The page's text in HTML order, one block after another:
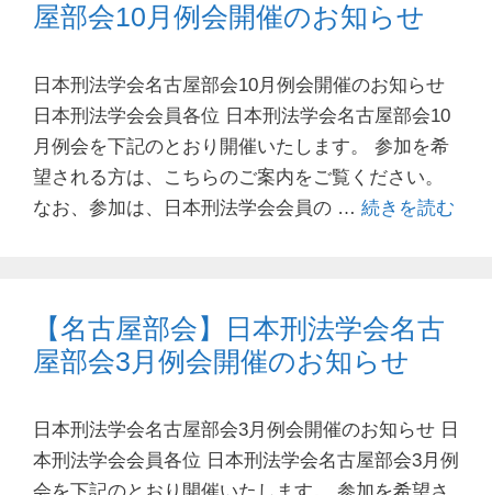
屋部会10月例会開催のお知らせ
日本刑法学会名古屋部会10月例会開催のお知らせ
日本刑法学会会員各位 日本刑法学会名古屋部会10
月例会を下記のとおり開催いたします。 参加を希
望される方は、こちらのご案内をご覧ください。
なお、参加は、日本刑法学会会員の … 続きを読む
【名古屋部会】日本刑法学会名古
屋部会3月例会開催のお知らせ
日本刑法学会名古屋部会3月例会開催のお知らせ 日
本刑法学会会員各位 日本刑法学会名古屋部会3月例